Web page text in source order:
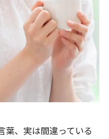
葉、実は間違っている